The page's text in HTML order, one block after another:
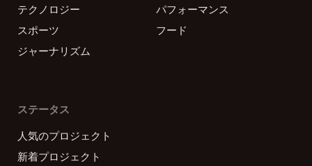
テクノロジー
パフォーマンス
スポーツ
フード
ジャーナリズム
ステータス
人気のプロジェクト
新着プロジェクト